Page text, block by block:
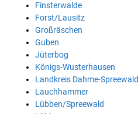
Finsterwalde
Forst/Lausitz
Großräschen
Guben
Jüterbog
Königs-Wusterhausen
Landkreis Dahme-Spreewald
Lauchhammer
Lübben/Spreewald